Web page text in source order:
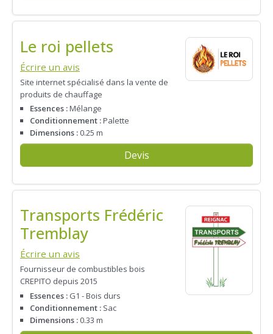
Le roi pellets
Écrire un avis
Site internet spécialisé dans la vente de
produits de chauffage
Essences :Mélange
Conditionnement :Palette
Dimensions : 0.25 m
Devis
Transports Frédéric
Tremblay
Écrire un avis
Fournisseur de combustibles bois
CREPITO depuis 2015
Essences : G1 - Bois durs
Conditionnement : Sac
Dimensions : 0.33 m